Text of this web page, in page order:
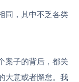
同，其中不乏各类
案子的背后，都关
大意或者懈怠。我